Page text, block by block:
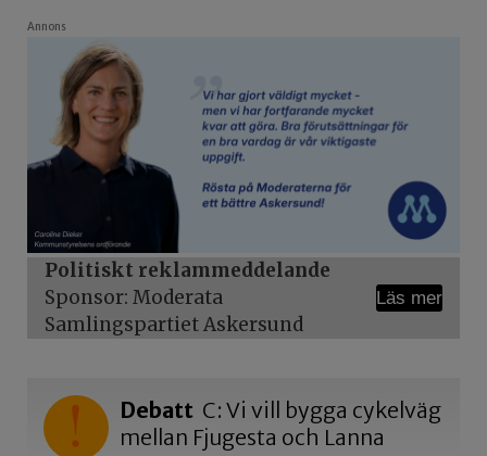
Annons
Politiskt reklammeddelande
Sponsor: Moderata
Samlingspartiet Askersund
Läs mer
Debatt C: Vi vill bygga cykelväg
mellan Fjugesta och Lanna